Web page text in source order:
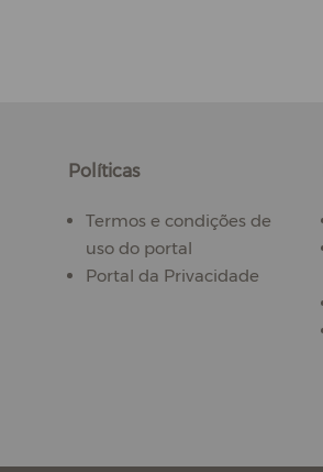
Políticas
Termos e condições de
uso do portal
Portal da Privacidade